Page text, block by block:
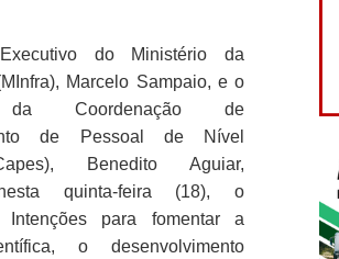
do Ministério da
Marcelo Sampaio, e o
da Coordenação de
de Pessoal de Nível
Benedito Aguiar,
quinta-feira (18), o
Intenções para fomentar a
o desenvolvimento